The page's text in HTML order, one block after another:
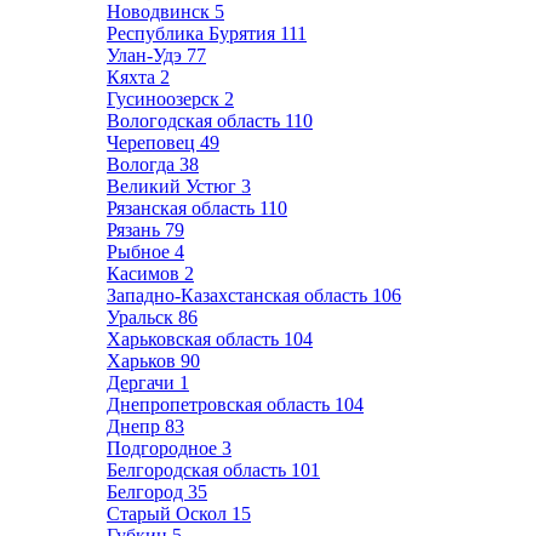
Новодвинск 5
Республика Бурятия 111
Улан-Удэ 77
Кяхта 2
Гусиноозерск 2
Вологодская область 110
Череповец 49
Вологда 38
Великий Устюг 3
Рязанская область 110
Рязань 79
Рыбное 4
Касимов 2
Западно-Казахстанская область 106
Уральск 86
Харьковская область 104
Харьков 90
Дергачи 1
Днепропетровская область 104
Днепр 83
Подгородное 3
Белгородская область 101
Белгород 35
Старый Оскол 15